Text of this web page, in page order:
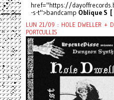
href="https://
-s-t">bandcamp Oblique S [
LUN 21/09 : HOLE DWELLER +
PORTCULLIS